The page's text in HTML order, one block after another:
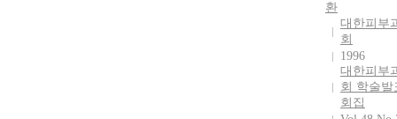
환
대한피부
회
1996
대한피부
회 학술발
회집